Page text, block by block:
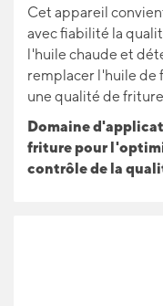
Cet appareil
avec fiabilité la
l'huile chaude et
remplacer l'huile de
une qualité de
Domaine
friture pour
contrôle de la